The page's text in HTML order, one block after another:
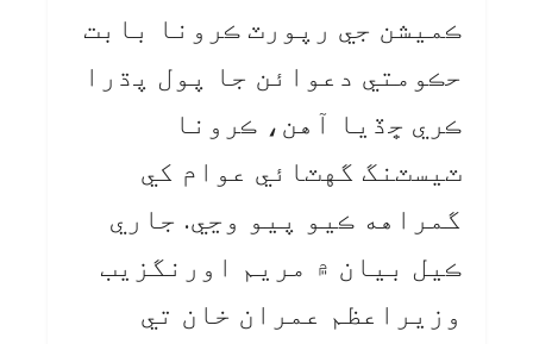
ڪميشن جي رپورٽ ڪرونا بابت
حڪومتي دعوائن جا پول پڌرا
ڪري ڇڏيا آهن، ڪرونا
ٽيسٽنگ گهٽائي عوام کي
گمراهه ڪيو پيو وڃي. جاري
ڪيل بيان ۾ مريم اورنگزيب
وزيراعظم عمران خان تي